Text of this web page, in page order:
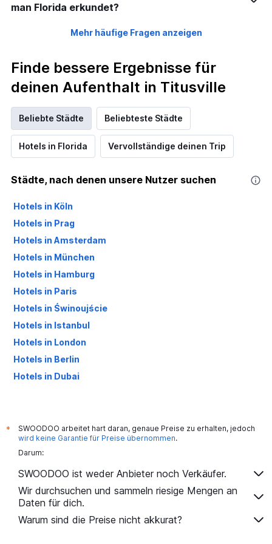
man Florida erkundet?
Mehr häufige Fragen anzeigen
Finde bessere Ergebnisse für
deinen Aufenthalt in Titusville
Beliebte Städte Beliebteste Städte
Hotels in Florida Vervollständige deinen Trip
Städte, nach denen unsere Nutzer suchen
Hotels in Köln
Hotels in Prag
Hotels in Amsterdam
Hotels in München
Hotels in Hamburg
Hotels in Paris
Hotels in Świnoujście
Hotels in Istanbul
Hotels in London
Hotels in Berlin
Hotels in Dubai
*
SWOODOO arbeitet hart daran, genaue Preise zu erhalten, jedoch
wird keine Garantie für Preise übernommen.
Darum:
SWOODOO ist weder Anbieter noch Verkäufer.
Wir durchsuchen und sammeln riesige Mengen an
Daten für dich.
Warum sind die Preise nicht akkurat?